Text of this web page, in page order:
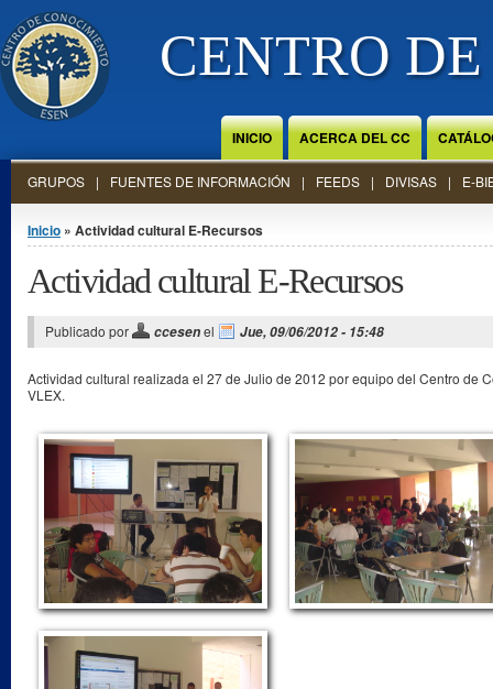
Jump to Content
CENTRO
INICIO ACERCA DEL CC
GRUPOS FUENTES DE INFORMACIÓN FEEDS DIVISAS E-
Se encuentra usted aquí
Inicio » Actividad cultural E-Recursos
Actividad cultural E-Recursos
Publicado por ccesenel Jue, 09/06/2012 - 15:48
Actividad cultural realizada el 27 de Julio de 2012 por equipo del Centro de
VLEX.